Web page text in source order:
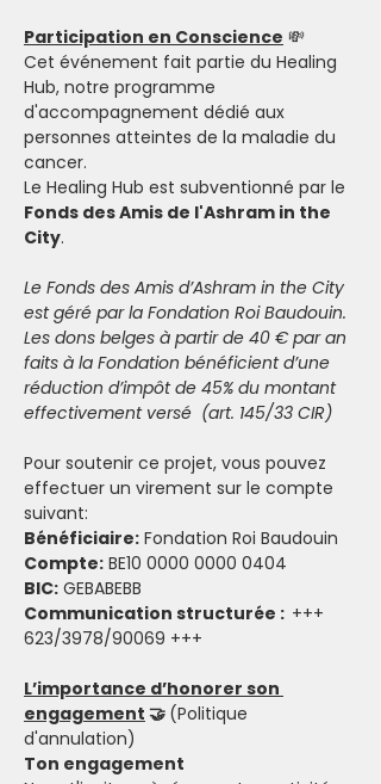
Participation en Conscience 💸
Cet événement fait partie du Healing
Hub, notre programme
d'accompagnement dédié aux
personnes atteintes de la maladie du
cancer.
Le Healing Hub est subventionné par le
Fonds des Amis de l'Ashram in the
City.
Le Fonds des Amis d’Ashram in the City
est géré par la Fondation Roi Baudouin.
Les dons belges à partir de 40 € par an
faits à la Fondation bénéficient d’une
réduction d’impôt de 45% du montant
effectivement versé  (art. 145/33 CIR)
Pour soutenir ce projet, vous pouvez
effectuer un virement sur le compte
suivant:
Bénéficiaire: Fondation Roi Baudouin
Compte: BE10 0000 0000 0404
BIC: GEBABEBB
Communication structurée : +++
623/3978/90069 +++
L’importance d’honorer son
engagement 🤝 (Politique
d'annulation)
Ton engagement